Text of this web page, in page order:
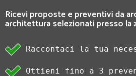
Ricevi proposte e preventivi da
architettura selezionati presso la
Raccontaci la tua
Ottieni fino a 3